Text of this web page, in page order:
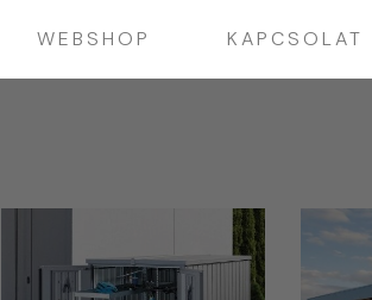
WEBSHOP KAPCSOLAT